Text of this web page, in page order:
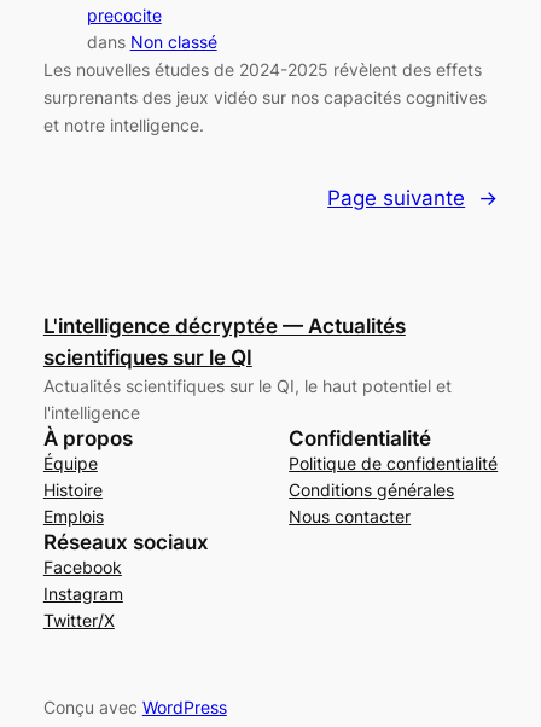
precocite
dans Non classé
Les nouvelles études de 2024-2025 révèlent des effets
surprenants des jeux vidéo sur nos capacités cognitives
et notre intelligence.
Page suivante →
L'intelligence décryptée — Actualités
scientifiques sur le QI
Actualités scientifiques sur le QI, le haut potentiel et
l'intelligence
À propos
Équipe
Histoire
Emplois
Confidentialité
Politique de confidentialité
Conditions générales
Nous contacter
Réseaux sociaux
Facebook
Instagram
Twitter/X
Conçu avec WordPress